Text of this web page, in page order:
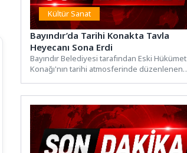
Kültür Sanat
Bayındır’da Tarihi Konakta Tavla
Heyecanı Sona Erdi
Bayındır Belediyesi tarafından Eski Hükümet
Konağı'nın tarihi atmosferinde düzenlenen